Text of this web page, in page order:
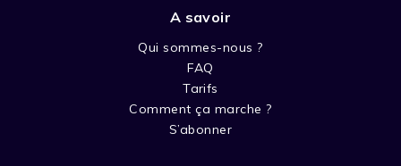
A savoir
Qui sommes-nous ?
FAQ
Tarifs
Comment ça marche ?
S’abonner